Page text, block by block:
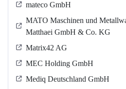
mateco GmbH
MATO Maschinen und
Matthaei GmbH & Co. KG
Matrix42 AG
MEC Holding GmbH
Mediq Deutschland GmbH